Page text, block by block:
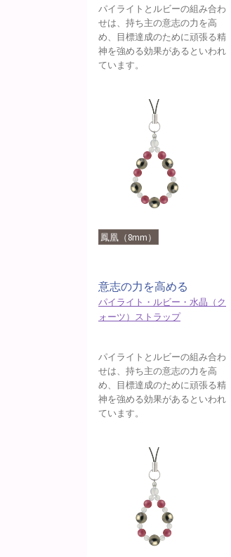
パイライトとルビーの組み合わ
せは、持ち主の意志の力を高
め、目標達成のために頑張る精
神を強める効果があるといわれ
ています。
鳳凰（8mm）
意志の力を高める
パイライト・ルビー・水晶（ク
ォーツ）ストラップ
パイライトとルビーの組み合わ
せは、持ち主の意志の力を高
め、目標達成のために頑張る精
神を強める効果があるといわれ
ています。